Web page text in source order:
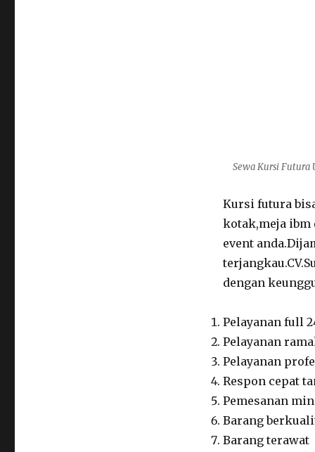
Sewa Kursi Futura
Kursi futura
kotak,meja ibm
event
dengan
Pelayanan full
Pelayanan
Pelayanan
Respon cepat
Pemesanan
Barang
Barang terawat